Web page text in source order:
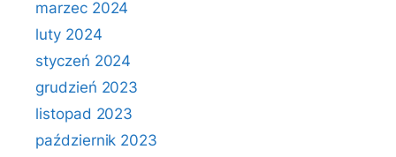
marzec 2024
luty 2024
styczeń 2024
grudzień 2023
listopad 2023
październik 2023